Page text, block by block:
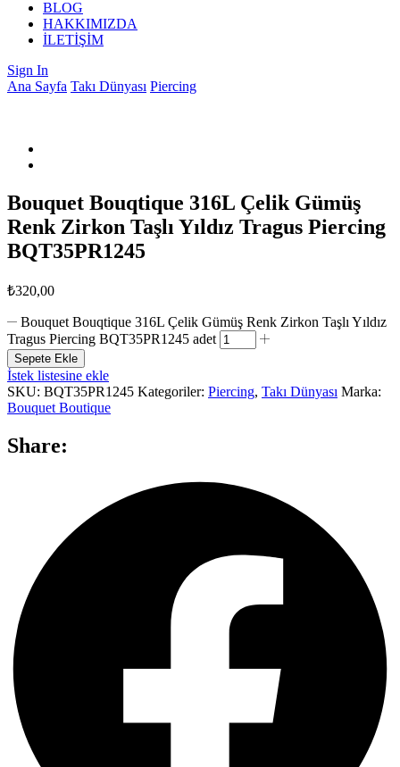
BLOG
HAKKIMIZDA
İLETİŞİM
Sign In
Ana Sayfa Takı Dünyası Piercing
Bouquet Bouqtique 316L Çelik Gümüş
Renk Zirkon Taşlı Yıldız Tragus Piercing
BQT35PR1245
₺320,00
Bouquet Bouqtique 316L Çelik Gümüş Renk Zirkon Taşlı Yıldız
Tragus Piercing BQT35PR1245 adet
Sepete Ekle
İstek listesine ekle
SKU: BQT35PR1245 Kategoriler: Piercing, Takı Dünyası Marka:
Bouquet Boutique
Share: